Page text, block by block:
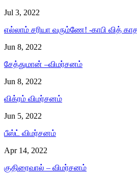
Jul 3, 2022
எல்லாம் சரியா வரும்ணே! -காபி வித்
Jun 8, 2022
சேத்துமான் –விமர்சனம்
Jun 8, 2022
விக்ரம் விமர்சனம்
Jun 5, 2022
பீஸ்ட் விமர்சனம்
Apr 14, 2022
குதிரைவால் – விமர்சனம்